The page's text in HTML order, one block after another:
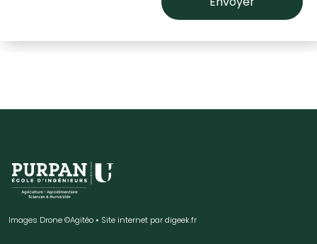
Images Drone ©Agitéo • Site internet pardigeek.fr